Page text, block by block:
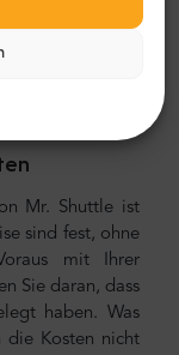
Benutzern
Minivans
aus erfahrenen
Mr. Shuttle ist
sind fest, ohne
mit Ihrer
Sie daran, dass
haben. Was
die Kosten nicht